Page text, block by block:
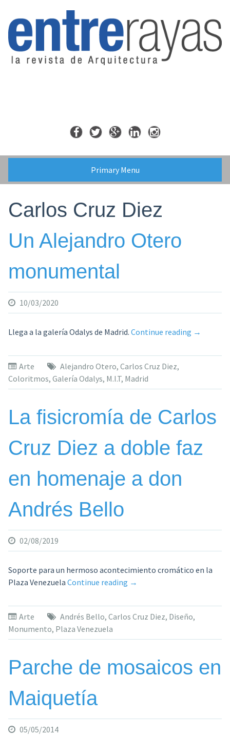
content
Primary Menu
Carlos Cruz Diez
Un Alejandro Otero
monumental
10/03/2020
Llega a la galería Odalys de Madrid. Continue reading «Un
Otero
→
Arte Alejandro Otero, Carlos Cruz Diez,
Coloritmos, Galería Odalys, M.I.T, Madrid
La fisicromía de Carlos
Cruz Diez a doble faz
en homenaje a don
Andrés Bello
02/08/2019
Soporte para un hermoso acontecimiento cromático en la
Plaza Venezuela Continue reading «La
de
Carlos
doble
a
→
Arte Andrés Bello, Carlos Cruz Diez, Diseño,
Monumento, Plaza Venezuela
Parche de mosaicos en
Maiquetía
05/05/2014